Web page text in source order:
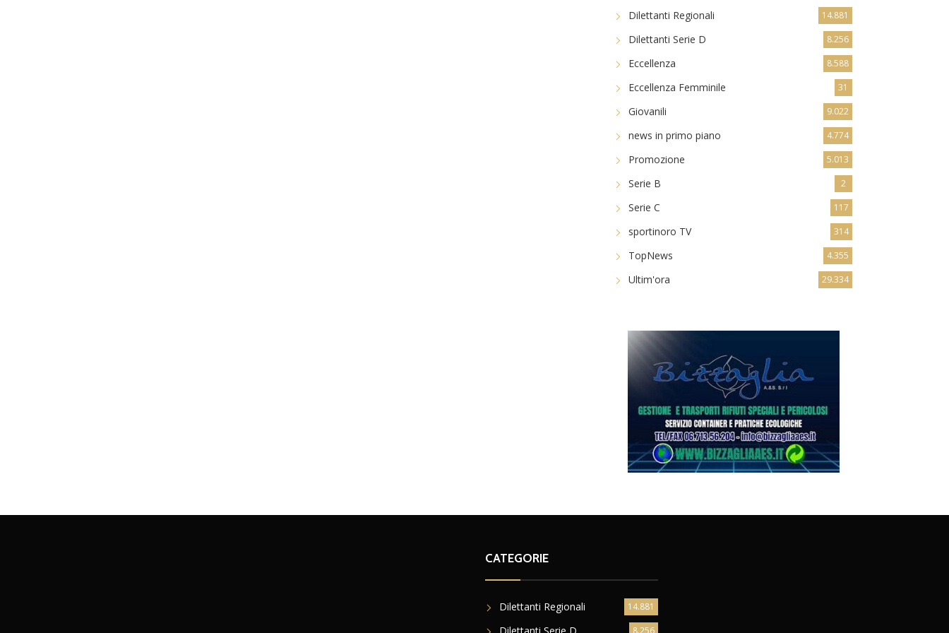
Dilettanti Regionali 14.881
Dilettanti Serie D 8.256
Eccellenza 8.588
Eccellenza Femminile 31
Giovanili 9.022
news in primo piano 4.774
Promozione 5.013
Serie B 2
Serie C 117
sportinoro TV 314
TopNews 4.355
Ultim'ora 29.334
CATEGORIE
Dilettanti Regionali 14.881
8.256